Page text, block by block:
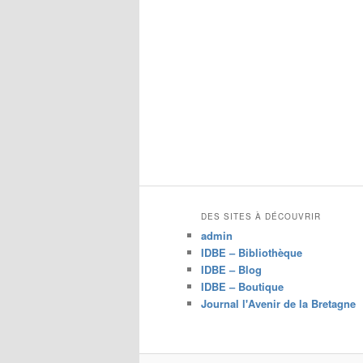
DES SITES À DÉCOUVRIR
admin
IDBE – Bibliothèque
IDBE – Blog
IDBE – Boutique
Journal l'Avenir de la Bretagne